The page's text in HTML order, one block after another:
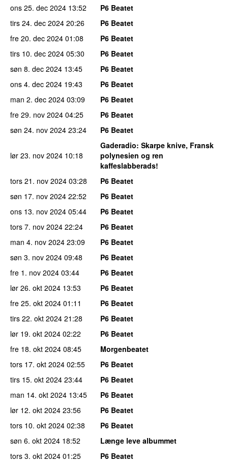
ons 25. dec 2024 13:52
P6 Beatet
tirs 24. dec 2024 20:26
P6 Beatet
fre 20. dec 2024 01:08
P6 Beatet
tirs 10. dec 2024 05:30
P6 Beatet
søn 8. dec 2024 13:45
P6 Beatet
ons 4. dec 2024 19:43
P6 Beatet
man 2. dec 2024 03:09
P6 Beatet
fre 29. nov 2024 04:25
P6 Beatet
søn 24. nov 2024 23:24 P6 Beatet
lør 23. nov 2024 10:18
Gaderadio: Skarpe knive, Fransk
polynesien og ren
kaffeslabberads!
tors 21. nov 2024 03:28
P6 Beatet
søn 17. nov 2024 22:52
P6 Beatet
ons 13. nov 2024 05:44
P6 Beatet
tors 7. nov 2024 22:24
P6 Beatet
man 4. nov 2024 23:09
P6 Beatet
søn 3. nov 2024 09:48
P6 Beatet
fre 1. nov 2024 03:44
P6 Beatet
lør 26. okt 2024 13:53
P6 Beatet
fre 25. okt 2024 01:11
P6 Beatet
tirs 22. okt 2024 21:28
P6 Beatet
lør 19. okt 2024 02:22
P6 Beatet
fre 18. okt 2024 08:45
Morgenbeatet
tors 17. okt 2024 02:55
P6 Beatet
tirs 15. okt 2024 23:44
P6 Beatet
man 14. okt 2024 13:45
P6 Beatet
lør 12. okt 2024 23:56
P6 Beatet
tors 10. okt 2024 02:38
P6 Beatet
søn 6. okt 2024 18:52
Længe leve albummet
tors 3. okt 2024 01:25 P6 Beatet